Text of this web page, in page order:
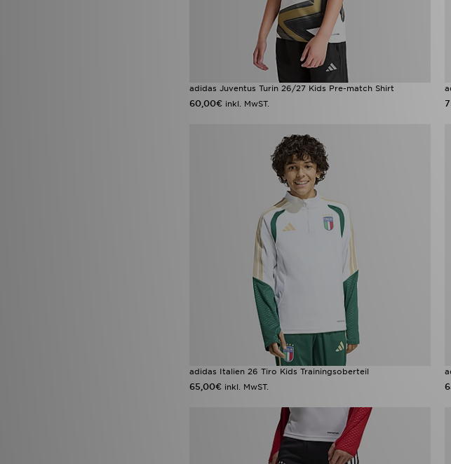
adidas Juventus Turin 26/27 Kids Pre-match Shirt
60,00€ inkl. MwST.
adidas Italien 26 Tiro Kids Trainingsoberteil
65,00€ inkl. MwST.